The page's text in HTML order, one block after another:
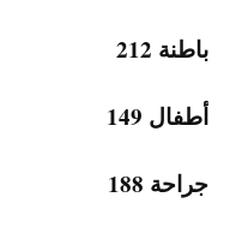
باطنة 212
أطفال 149
جراحة 188